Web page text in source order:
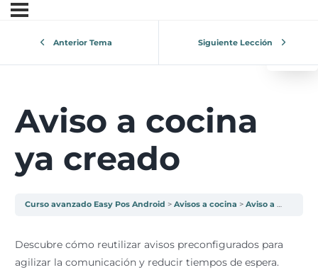
Anterior Tema Siguiente Lección
Aviso a cocina
ya creado
Curso avanzado Easy Pos Android Avisos a cocina Aviso a cocina ya creado
Descubre cómo reutilizar avisos preconfigurados para
agilizar la comunicación y reducir tiempos de espera.